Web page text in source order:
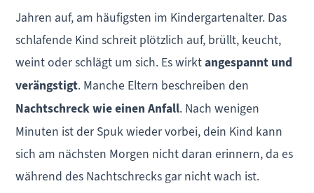
Jahren auf, am häufigsten im Kindergartenalter. Das
schlafende Kind schreit plötzlich auf, brüllt, keucht,
weint oder schlägt um sich. Es wirktangespannt und
verängstigt. Manche Eltern beschreiben den
Nachtschreck wie einen Anfall. Nach wenigen
Minuten ist der Spuk wieder vorbei, dein Kind kann
sich am nächsten Morgen nicht daran erinnern, da es
während des Nachtschrecks gar nicht wach ist.